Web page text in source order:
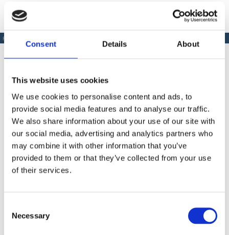
Consent Details About
This website uses cookies
We use cookies to personalise content and ads, to
provide social media features and to analyse our traffic.
We also share information about your use of our site with
our social media, advertising and analytics partners who
may combine it with other information that you’ve
provided to them or that they’ve collected from your use
of their services.
Selection
Necessary
PRODUSE SIMILARE
Produse Similare
COD BT0002035
Extensie pistol airless Bisonte PAZ 30 cm.